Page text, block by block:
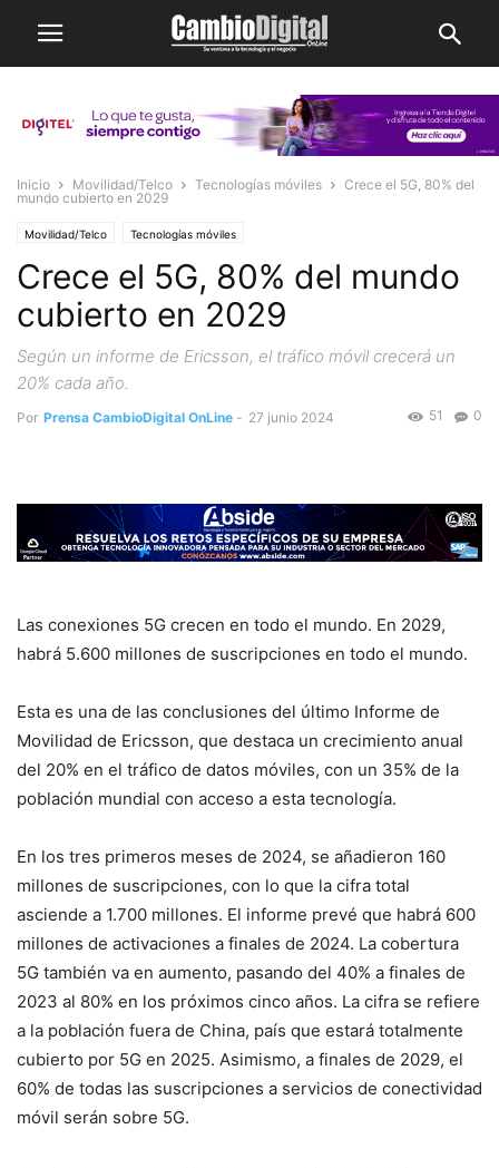
Inicio Movilidad/Telco Tecnologías móviles
Crece el 5G, 80% del
mundo cubierto en 2029
Movilidad/Telco Tecnologías móviles
Crece el 5G, 80% del mundo
cubierto en 2029
Según un informe de Ericsson, el tráfico móvil crecerá un
20% cada año.
Por Prensa CambioDigital OnLine - 27 junio 2024 0
51
Las conexiones 5G crecen en todo el mundo. En 2029,
habrá 5.600 millones de suscripciones en todo el mundo.
Esta es una de las conclusiones del último Informe de
Movilidad de Ericsson, que destaca un crecimiento anual
del 20% en el tráfico de datos móviles, con un 35% de la
población mundial con acceso a esta tecnología.
En los tres primeros meses de 2024, se añadieron 160
millones de suscripciones, con lo que la cifra total
asciende a 1.700 millones. El informe prevé que habrá 600
millones de activaciones a finales de 2024. La cobertura
5G también va en aumento, pasando del 40% a finales de
2023 al 80% en los próximos cinco años. La cifra se refiere
a la población fuera de China, país que estará totalmente
cubierto por 5G en 2025. Asimismo, a finales de 2029, el
60% de todas las suscripciones a servicios de conectividad
móvil serán sobre 5G.